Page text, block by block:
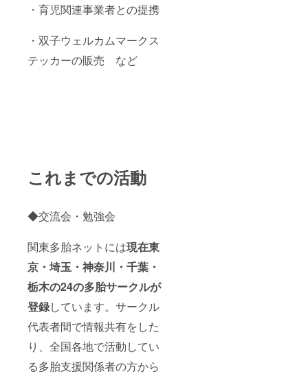
・育児関連事業者との提携
・双子ウェルカムマークス
テッカーの販売 など
これまでの活動
◆交流会・勉強会
関東多胎ネットには現在東
京・埼玉・神奈川・千葉・
栃木の24の多胎サークルが
登録しています。サークル
代表者間で情報共有をした
り、全国各地で活動してい
る多胎支援関係者の方から